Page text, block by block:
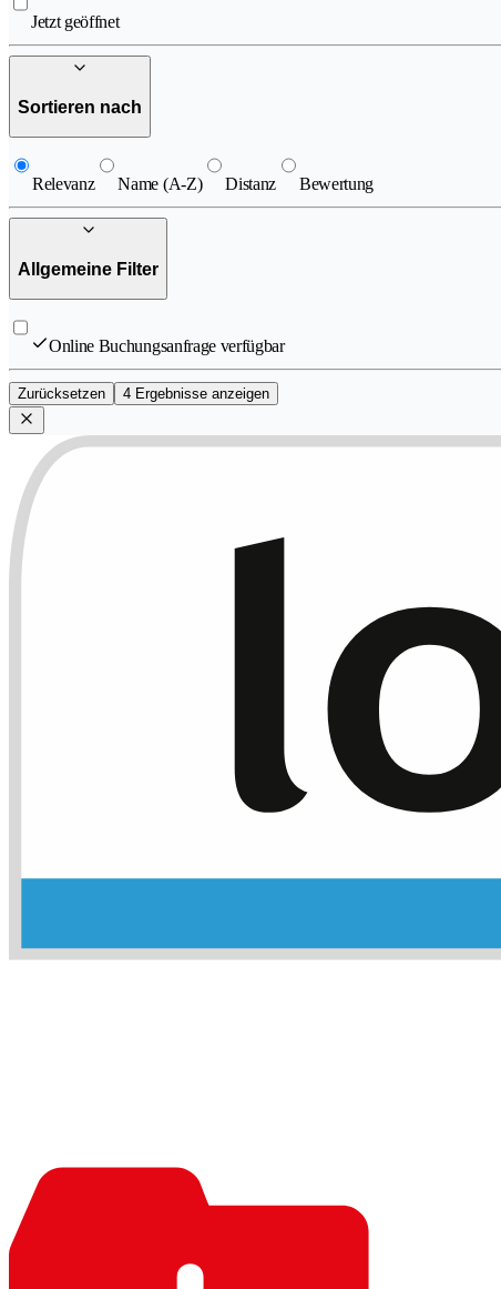
Jetzt geöffnet
Sortieren nach
Relevanz Name (A-Z) Distanz Bewertung
Allgemeine Filter
Online Buchungsanfrage verfügbar
Zurücksetzen 4 Ergebnisse anzeigen